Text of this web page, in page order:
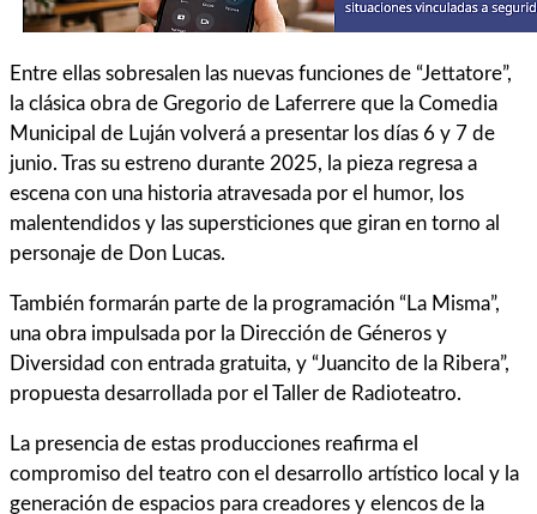
Entre ellas sobresalen las nuevas funciones de “Jettatore”,
la clásica obra de Gregorio de Laferrere que la Comedia
Municipal de Luján volverá a presentar los días 6 y 7 de
junio. Tras su estreno durante 2025, la pieza regresa a
escena con una historia atravesada por el humor, los
malentendidos y las supersticiones que giran en torno al
personaje de Don Lucas.
También formarán parte de la programación “La Misma”,
una obra impulsada por la Dirección de Géneros y
Diversidad con entrada gratuita, y “Juancito de la Ribera”,
propuesta desarrollada por el Taller de Radioteatro.
La presencia de estas producciones reafirma el
compromiso del teatro con el desarrollo artístico local y la
generación de espacios para creadores y elencos de la